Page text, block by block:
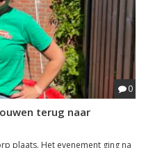
0
terug naar
plaats. Het evenement ging na